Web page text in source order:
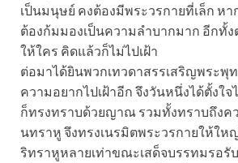
เป็นมนุษย์ คงต้องมีพระวรกายที่เล็ก หา
ต้องก้มมองเป็นความลำบากมาก อีกทั้ง
ให้ใคร คิดแล้วก็ไม่ไปเฝ้า
ต่อมาได้ยินพวกเทวดาสรรเสริญพระพุ
ความอยากไปเฝ้าอีก จึงวันหนึ่งได้ตั้งใจ
ก็ทรงทราบด้วยญาณ รวมทั้งทราบถึงค
นทราหู จึงทรงเนรมิตพระวรกายให้ให
ริทราหูหลายเท่าขณะเสด็จบรรทมรอรั